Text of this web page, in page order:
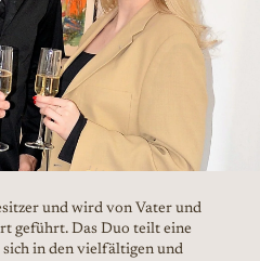
und wird von Vater und
geführt. Das Duo teilt eine
in den vielfältigen und